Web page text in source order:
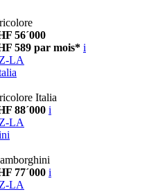
56´000
589 par mois* i
LA
Italia
88´000 i
LA
77´000 i
LA